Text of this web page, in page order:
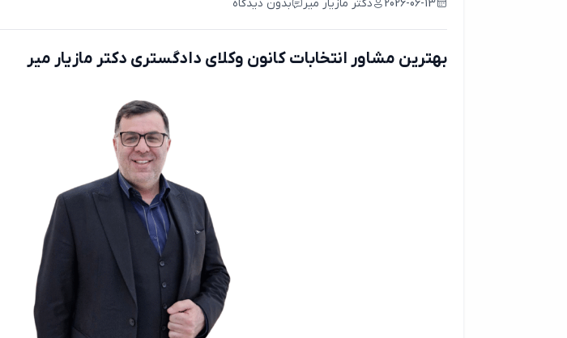
2026-06-13 دکتر مازیار میر بدون دیدگاه
بهترین مشاور انتخابات کانون وکلای دادگستری دکتر مازیار میر